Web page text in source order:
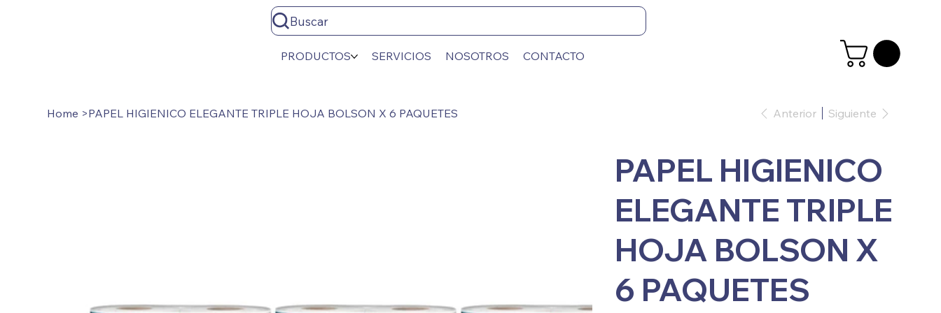
Buscar
PRODUCTOS SERVICIOS NOSOTROS CONTACTO
Home >PAPEL HIGIENICO ELEGANTE TRIPLE HOJA BOLSON X 6 PAQUETES Anterior Siguiente
PAPEL HIGIENICO
ELEGANTE TRIPLE
HOJA BOLSON X
6 PAQUETES